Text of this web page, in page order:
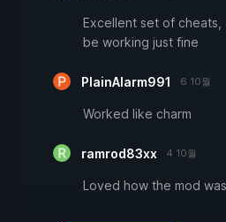
Excellent set of cheats,
be working just fine
PlainAlarm991 6 10월
Worked like charm
ramrod83xx 4 10월
Loved how the mod